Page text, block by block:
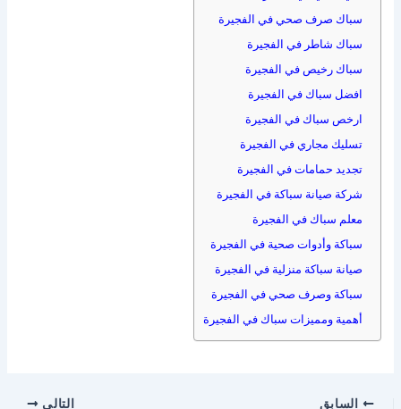
سباك صرف صحي في الفجيرة
سباك شاطر في الفجيرة
سباك رخيص في الفجيرة
افضل سباك في الفجيرة
ارخص سباك في الفجيرة
تسليك مجاري في الفجيرة
تجديد حمامات في الفجيرة
شركة صيانة سباكة في الفجيرة
معلم سباك في الفجيرة
سباكة وأدوات صحية في الفجيرة
صيانة سباكة منزلية في الفجيرة
سباكة وصرف صحي في الفجيرة
أهمية ومميزات سباك في الفجيرة
السابق التالي